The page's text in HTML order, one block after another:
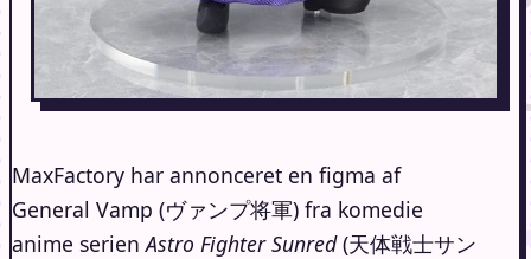
MaxFactory har annonceret en figma af
General Vamp (ヴァンプ将軍) fra komedie
anime serienAstro Fighter Sunred(天体戦士サン